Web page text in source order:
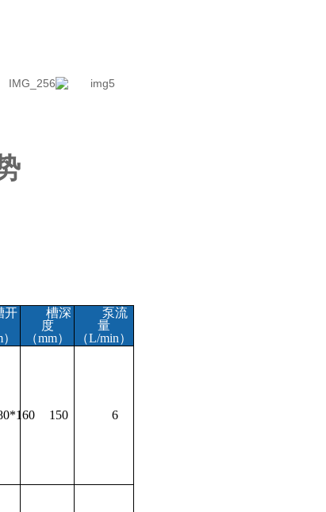
开
）
槽深
度
（mm）
泵流
量
（L/min）
150 6